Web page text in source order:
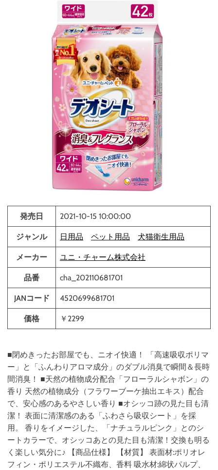
発売日 2021-10-15 10:00:00
ジャンル 日用品 ペット用品 犬猫衛生用品
メーカー ユニ・チャーム株式会社
品番 cha_202110681701
JANコード 4520699681701
価格 ￥2299
■閉めきったお部屋でも、ニオイ快適！ 「高速吸収ポリマ
ー」と「ふんわりアロマ成分」のダブル消臭で瞬間＆長時
間消臭！ ■天然の植物成分配合「フローラルシャボン」の
香り 天然の植物成分（フラワーブーケ抽出エキス）配合
で、安心感のあるやさしい香り ■オシッコ跡の見た目も清
潔！ 表面に清潔感のある「ふわさら吸収シート」を採
用。 香りをイメージした、「ナチュラルピンク」とのシ
ートカラーで、オシッコあとの見た目も清潔！交換も明る
く楽しい気分に♪ 【商品仕様】 【材質】 表面材:ポリオレ
フィン・ポリエステル不織布、香料 吸水材:綿状パルプ、